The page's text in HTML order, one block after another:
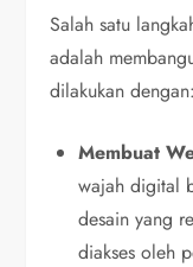
Salah satu
adalah
dilakukan dengan:
Membuat
wajah digital
desain yang
diakses oleh